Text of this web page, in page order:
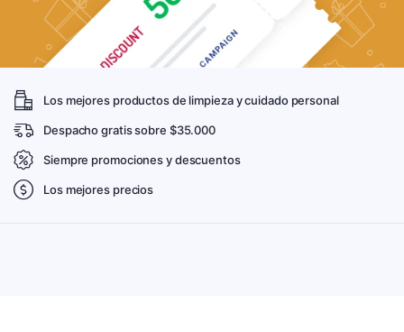
Los mejores productos de limpieza y cuidado personal
Despacho gratis sobre $35.000
Siempre promociones y descuentos
Los mejores precios